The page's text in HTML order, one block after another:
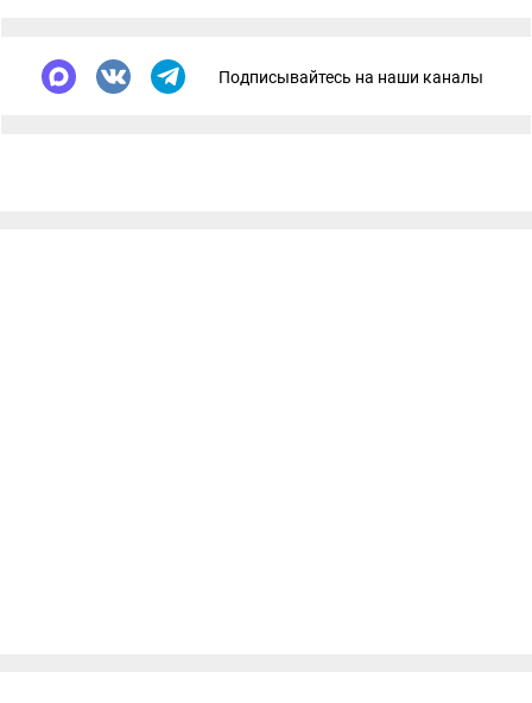
Подписывайтесь на наши каналы